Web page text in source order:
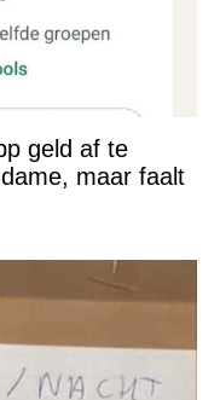
geld af te
maar faalt